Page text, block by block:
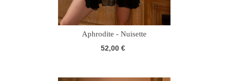
Aphrodite - Nuisette
52,00 €